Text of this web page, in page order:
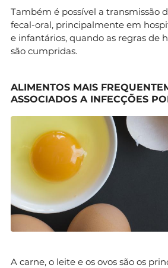
Também é possível a transmissão
fecal-oral, principalmente em
e infantários, quando as regras de
são cumpridas.
ALIMENTOS MAIS
ASSOCIADOS A INFECÇÕES
A carne, o leite e os ovos são os